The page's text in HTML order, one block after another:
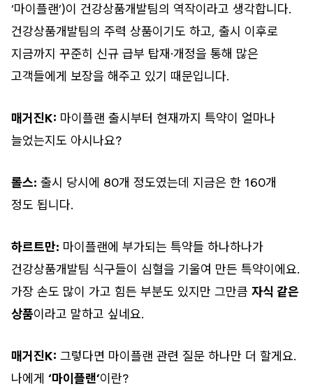
‘마이플랜’)이 건강상품개발팀의 역작이라고 생각합니다.
건강상품개발팀의 주력 상품이기도 하고, 출시 이후로
지금까지 꾸준히 신규 급부 탑재·개정을 통해 많은
고객들에게 보장을 해주고 있기 때문입니다.
매거진K: 마이플랜 출시부터 현재까지 특약이 얼마나
늘었는지도 아시나요?
롤스: 출시 당시에 80개 정도였는데 지금은 한 160개
정도 됩니다.
하르트만: 마이플랜에 부가되는 특약들 하나하나가
건강상품개발팀 식구들이 심혈을 기울여 만든 특약이에요.
가장 손도 많이 가고 힘든 부분도 있지만 그만큼 자식 같은
상품이라고 말하고 싶네요.
매거진K: 그렇다면 마이플랜 관련 질문 하나만 더 할게요.
나에게 ‘마이플랜’이란?